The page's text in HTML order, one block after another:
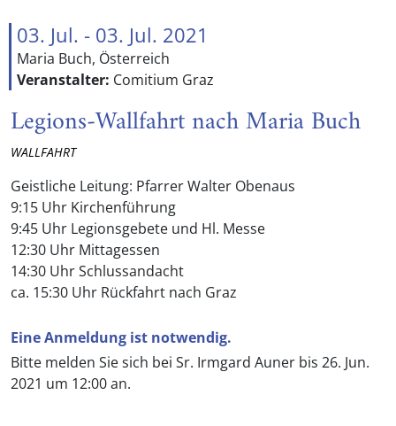
03. Jul. - 03. Jul. 2021
Maria Buch, Österreich
Veranstalter: Comitium Graz
Legions-Wallfahrt nach Maria Buch
WALLFAHRT
Geistliche Leitung: Pfarrer Walter Obenaus
9:15 Uhr Kirchenführung
9:45 Uhr Legionsgebete und Hl. Messe
12:30 Uhr Mittagessen
14:30 Uhr Schlussandacht
ca. 15:30 Uhr Rückfahrt nach Graz
Eine Anmeldung ist notwendig.
Bitte melden Sie sich bei Sr. Irmgard Auner bis 26. Jun.
2021 um 12:00 an.